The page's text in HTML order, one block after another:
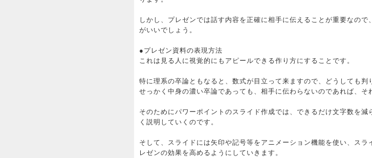
しかし、プレゼンでは話す内容を正確に相手に伝えることが重要なの
がいいでしょう。
●プレゼン資料の表現方法
これは見る人に視覚的にもアピールできる作り方にすることです。
特に理系の卒論ともなると、数式が目立って来ますので、どうしても判
せっかく中身の濃い卒論であっても、相手に伝わらないのであれば、そ
そのためにパワーポイントのスライド作成では、できるだけ文字数を
く説明していくのです。
そして、スライドには矢印や記号等をアニメーション機能を使い、ス
レゼンの効果を高めるようにしていきます。